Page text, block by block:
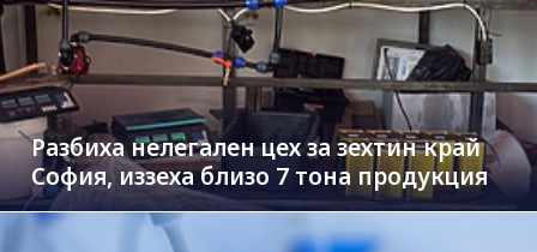
Разбиха нелегален цех за зехтин край
София, иззеха близо 7 тона продукция